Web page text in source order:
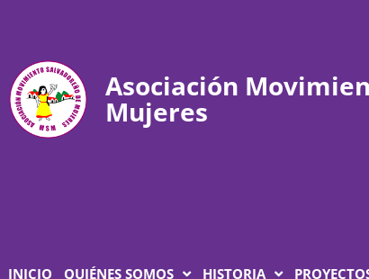
Asociación
Mujeres
INICIO QUIÉNES SOMOS HISTORIA